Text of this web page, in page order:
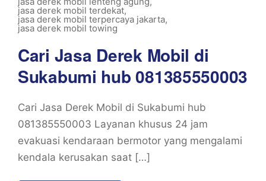
jasa derek mobil terdekat,
jasa derek mobil terpercaya jakarta,
jasa derek mobil towing
Cari Jasa Derek Mobil di
Sukabumi hub 081385550003
Cari Jasa Derek Mobil di Sukabumi hub
081385550003 Layanan khusus 24 jam
evakuasi kendaraan bermotor yang mengalami
kendala kerusakan saat […]